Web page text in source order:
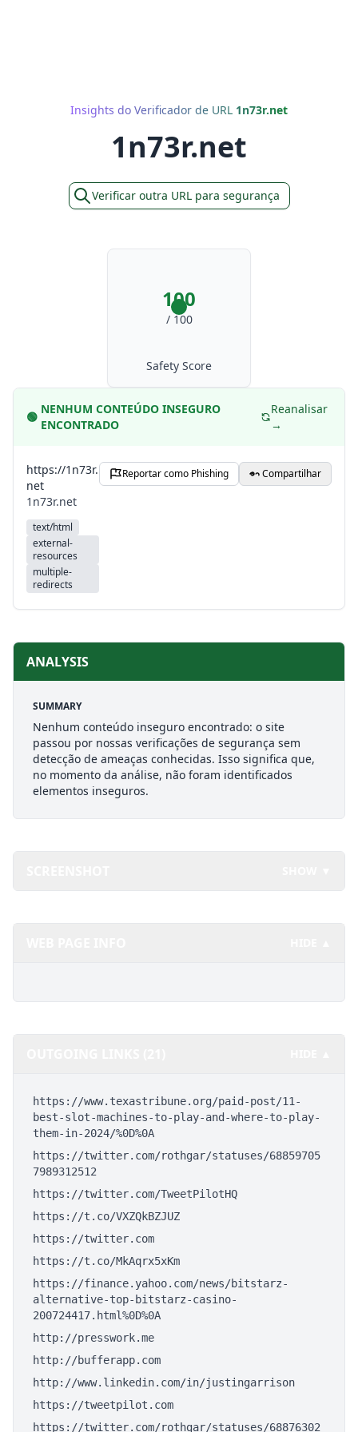
Insights do Verificador de URL 1n73r.net
1n73r.net
Verificar outra URL para segurança
100
/ 100
Safety Score
🟢
NENHUM CONTEÚDO INSEGURO
ENCONTRADO
Reanalisar
→
https://1n73r.
net
1n73r.net
text/html
external-
resources
multiple-
redirects
Reportar como Phishing Compartilhar
ANALYSIS
SUMMARY
Nenhum conteúdo inseguro encontrado: o site
passou por nossas verificações de segurança sem
detecção de ameaças conhecidas. Isso significa que,
no momento da análise, não foram identificados
elementos inseguros.
https://www.texastribune.org/paid-post/11-
best-slot-machines-to-play-and-where-to-play-
them-in-2024/%0D%0A
https://twitter.com/rothgar/statuses/68859705
7989312512
https://twitter.com/TweetPilotHQ
https://t.co/VXZQkBZJUZ
https://twitter.com
https://t.co/MkAqrx5xKm
https://finance.yahoo.com/news/bitstarz-
alternative-top-bitstarz-casino-
200724417.html%0D%0A
http://presswork.me
http://bufferapp.com
http://www.linkedin.com/in/justingarrison
https://tweetpilot.com
https://twitter.com/rothgar/statuses/68876302